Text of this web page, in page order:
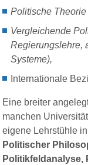
Politische
Vergleichende
Regierungslehre,
Systeme),
Internationale
Eine breiter
manchen
eigene Lehrstühle in
Politischer
Politikfeldanalyse,